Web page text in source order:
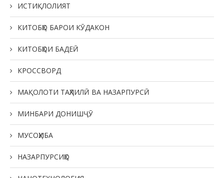
ИСТИҚЛОЛИЯТ
КИТОБҲО БАРОИ КӮДАКОН
КИТОБҲОИ БАДЕӢ
КРОССВОРД
МАҚОЛОТИ ТАҲЛИЛӢ ВА НАЗАРПУРСӢ
МИНБАРИ ДОНИШҶӮ
МУСОҲИБА
НАЗАРПУРСИҲО